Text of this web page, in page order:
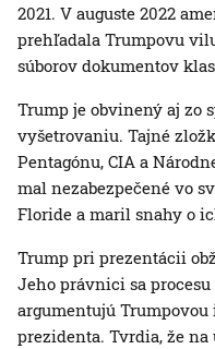
2021. V auguste 2022
prehľadala Trumpovu
súborov dokumentov
Trump je obvinený aj zo
vyšetrovaniu. Tajné
Pentagónu, CIA a
mal nezabezpečené vo
Floride a maril snahy o
Trump pri prezentácii
Jeho právnici sa
argumentujú
prezidenta. Tvrdia, že